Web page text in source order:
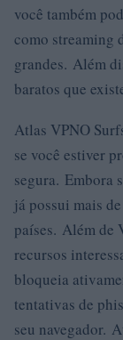
você também
como streaming
grandes. Além
baratos que
Atlas VPNO
se você estiver
segura. Embora
já possui mais
países. Além de
recursos
bloqueia
tentativas de
seu navegador.